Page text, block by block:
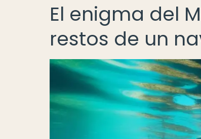
El enigma del
restos de un